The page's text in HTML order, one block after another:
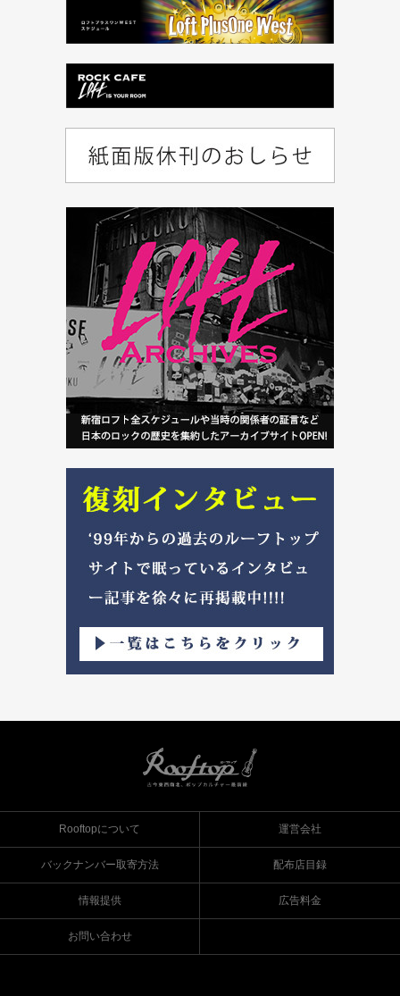
Rooftopについて 運営会社
バックナンバー取寄方法 配布店目録
情報提供 広告料金
お問い合わせ